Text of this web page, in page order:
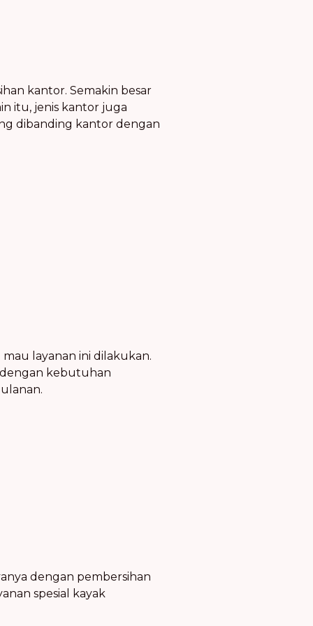
kantor. Semakin besar
itu, jenis kantor juga
dibanding kantor dengan
layanan ini dilakukan.
kebutuhan
dengan pembersihan
spesial kayak